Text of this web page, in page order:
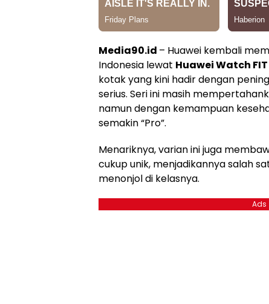
Media90.id – Huawei kembali
Indonesia lewat Huawei Watch FIT
kotak yang kini hadir dengan
serius. Seri ini masih
namun dengan kemampuan
semakin “Pro”.
Menariknya, varian ini juga
cukup unik, menjadikannya salah
menonjol di kelasnya.
Ads